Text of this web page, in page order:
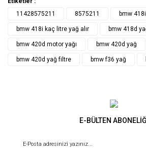
11428575211
8575211 bmw
bmw 418i kaç litre yağ alır bmw 418d
bmw 420d motor yağı bmw 420d yağ
bmw 420d yağ filtre bmw f36 yağ
E-BÜLTEN